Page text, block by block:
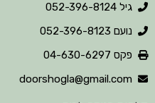
גיל 052-396-8124
נועם 052-396-8123
פקס 04-630-6297
doorshogla@gmail.com